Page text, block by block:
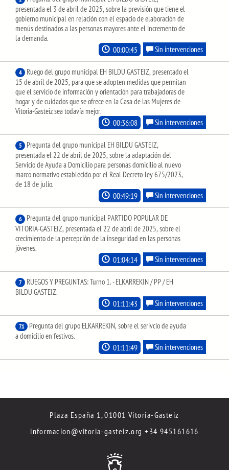
presentada el 3 de abril de 2025, sobre la previsión que tiene el
gobierno municipal en relación con el espacio de elaboración de
menús destinados a las personas mayores ante el incremento de
la demanda.
00:00:45 Sin intervenciones
4
Ruego del grupo municipal EH BILDU GASTEIZ, presentado el
15 de abril de 2025, para que se adopten medidas que permitan
que el servicio de información y orientación para trabajadoras de
hogar y de cuidados que se ofrece en la Casa de las Mujeres de
Vitoria-Gasteiz sea todavía mejor.
00:36:08 Sin intervenciones
5
Pregunta del grupo municipal EH BILDU GASTEIZ,
presentada el 22 de abril de 2025, sobre la adaptación del
Servicio de Ayuda a Domicilio para personas domicilio al nuevo
marco normativo establecido por el Real Decreto-ley 675/2023,
de 18 de julio.
00:49:19 Sin intervenciones
6
Pregunta del grupo municipal PARTIDO POPULAR DE
VITORIA-GASTEIZ, presentada el 22 de abril de 2025, sobre el
crecimiento de la percepción de la inseguridad en las personas
jóvenes.
01:04:14 Sin intervenciones
7
RUEGOS Y PREGUNTAS: Turno 1. - ELKARREKIN / PP / EH
BILDU GASTEIZ.
01:11:43 Sin intervenciones
7.1
Pregunta del grupo ELKARREKIN, sobre el serivcio de ayuda
a domicilio en festivos.
01:11:49 Sin intervenciones
Plaza España 1, 01001 Vitoria-Gasteiz
informacion@vitoria-gasteiz.org +34 945161616